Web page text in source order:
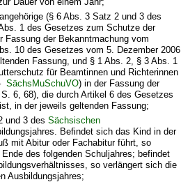
(§ 6 Abs. 3 Satz 2 und 3 des
1 des Gesetzes zum Schutze der
Fassung der Bekanntmachung vom
10 des Gesetzes vom 5. Dezember 2006
Fassung, und § 1 Abs. 2, § 3 Abs. 1
für Beamtinnen und Richterinnen
SächsMuSchuVO) in der Fassung der
6, 68), die durch Artikel 6 des Gesetzes
in der jeweils geltenden Fassung;
und 3 desSächsischen
Befindet sich das Kind in der
mit Abitur oder Fachabitur führt, so
des folgenden Schuljahres; befindet
so verlängert sich die
Ausbildungsjahres;